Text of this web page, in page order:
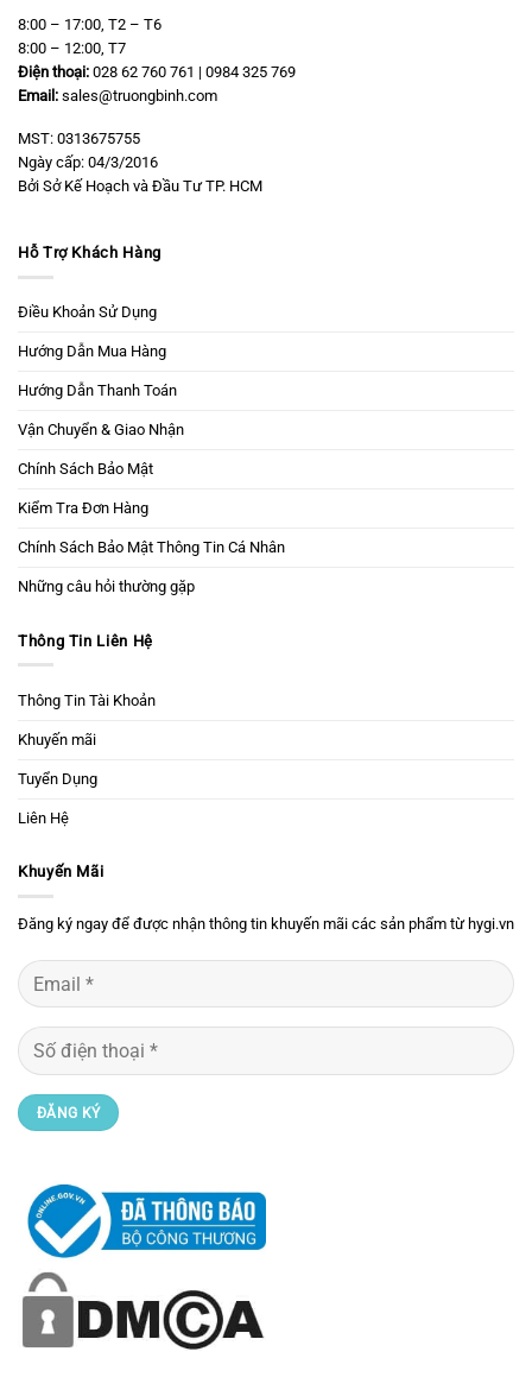
8:00 – 17:00, T2 – T6
8:00 – 12:00, T7
Điện thoại: 028 62 760 761 | 0984 325 769
Email: sales@truongbinh.com
MST: 0313675755
Ngày cấp: 04/3/2016
Bởi Sở Kế Hoạch và Đầu Tư TP. HCM
Hỗ Trợ Khách Hàng
Điều Khoản Sử Dụng
Hướng Dẫn Mua Hàng
Hướng Dẫn Thanh Toán
Vận Chuyển & Giao Nhận
Chính Sách Bảo Mật
Kiểm Tra Đơn Hàng
Chính Sách Bảo Mật Thông Tin Cá Nhân
Những câu hỏi thường gặp
Thông Tin Liên Hệ
Thông Tin Tài Khoản
Khuyến mãi
Tuyển Dụng
Liên Hệ
Khuyến Mãi
Đăng ký ngay để được nhận thông tin khuyến mãi các sản phẩm từ hygi.vn